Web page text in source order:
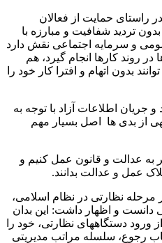
راستای حمایت از فعالان
تردید شفافیت و مبارزه با
و سرمایه اجتماعی نقش دارد
روند کارها انجام گیرد، هم
بدون اتهام و افترا کار خود را
جریان اطلاعات آزاد با توجه به
از بدی ها اصل بسیار مهم
به عدالت و قانون عمل کنیم و
عمل و عدالت بدانند.
مرحله نظارتی در نظام اسلامی،
دانست و اظهار داشت:‌ این بدان
دستگاههای نظارتی، خود را
رجوع، سلسله مراتب مدیریتی